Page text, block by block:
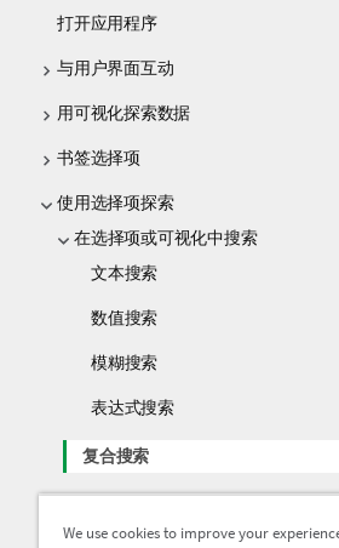
打开应用程序
与用户界面互动
用可视化探索数据
书签选择项
使用选择项探索
在选择项或可视化中搜索
文本搜索
数值搜索
模糊搜索
表达式搜索
复合搜索
We use cookies to improve your